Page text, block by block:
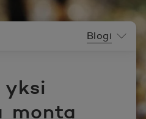
monta
Blogi